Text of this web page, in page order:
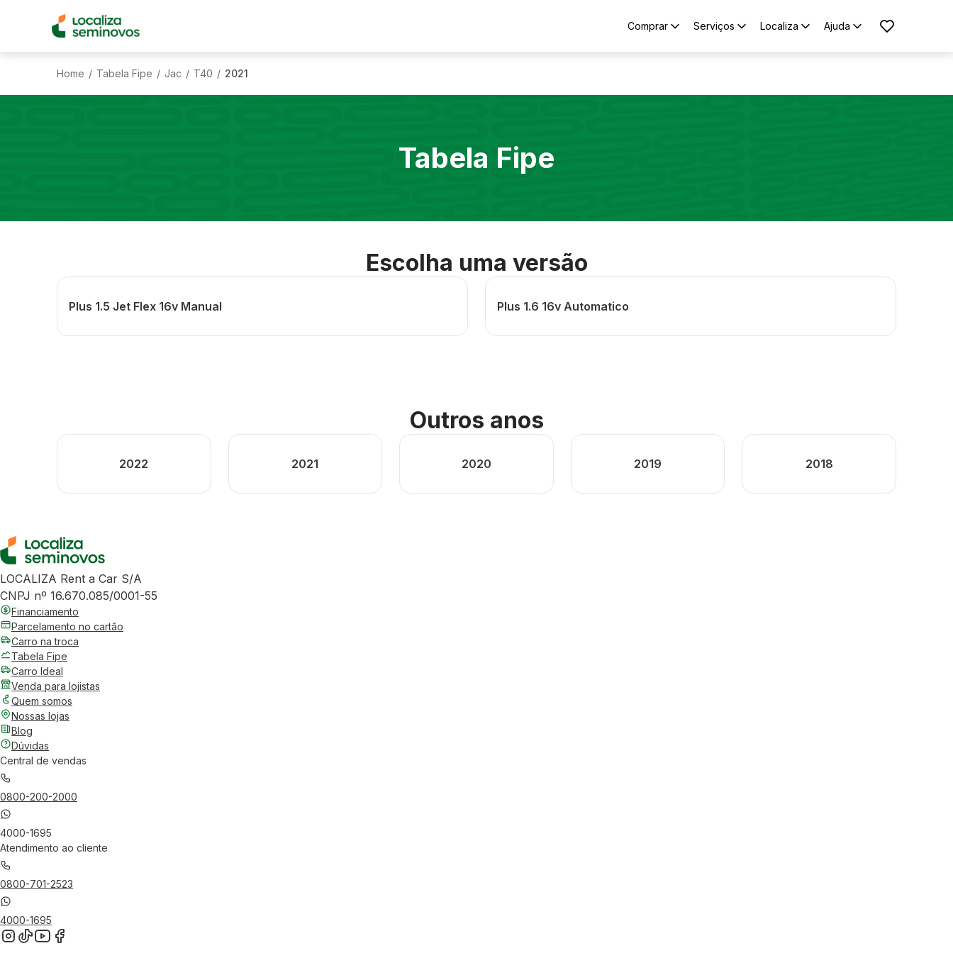
Comprar Serviços Localiza Ajuda
Home / Tabela Fipe / Jac / T40 / 2021
Tabela Fipe
Escolha uma versão
Plus 1.5 Jet Flex 16v Manual Plus 1.6 16v Automatico
Outros anos
2022 2021 2020 2019 2018
LOCALIZA Rent a Car S/A
CNPJ nº 16.670.085/0001-55
Financiamento
Parcelamento no cartão
Carro na troca
Tabela Fipe
Carro Ideal
Venda para lojistas
Quem somos
Nossas lojas
Blog
Dúvidas
Central de vendas
0800-200-2000
4000-1695
Atendimento ao cliente
0800-701-2523
4000-1695